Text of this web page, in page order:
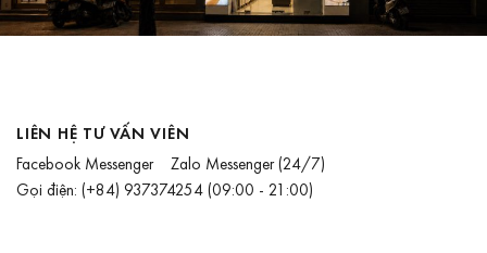
LIÊN HỆ TƯ VẤN VIÊN
Facebook Messenger Zalo Messenger(24/7)
Gọi điện: (+84) 937374254(09:00 - 21:00)